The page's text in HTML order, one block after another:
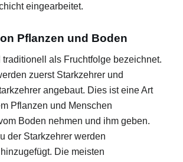
eingearbeitet.
Pflanzen und Boden
traditionell als Fruchtfolge bezeichnet.
zuerst Starkzehrer und
angebaut. Dies ist eine Art
Pflanzen und Menschen
Boden nehmen und ihm geben.
der Starkzehrer werden
Die meisten